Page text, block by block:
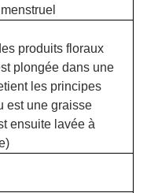
produits floraux
plongée dans une
les principes
est une graisse
ensuite lavée à